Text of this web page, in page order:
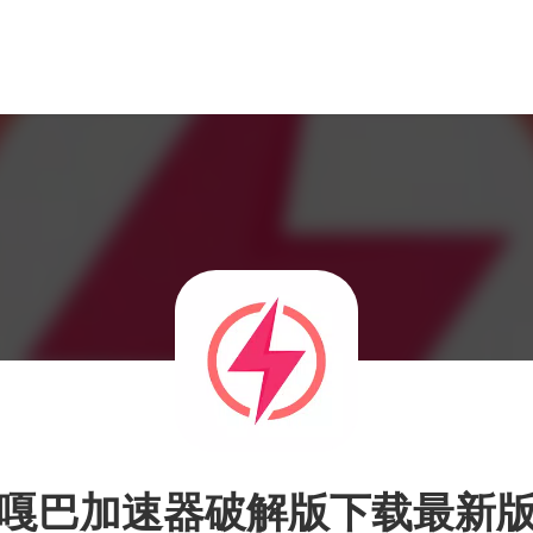
巴加速器破解版下载最新